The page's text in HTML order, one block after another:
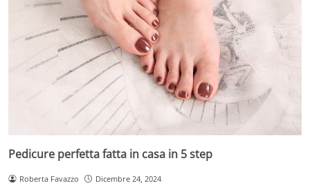
Pedicure perfetta fatta in casa in 5 step
Roberta Favazzo Dicembre 24, 2024